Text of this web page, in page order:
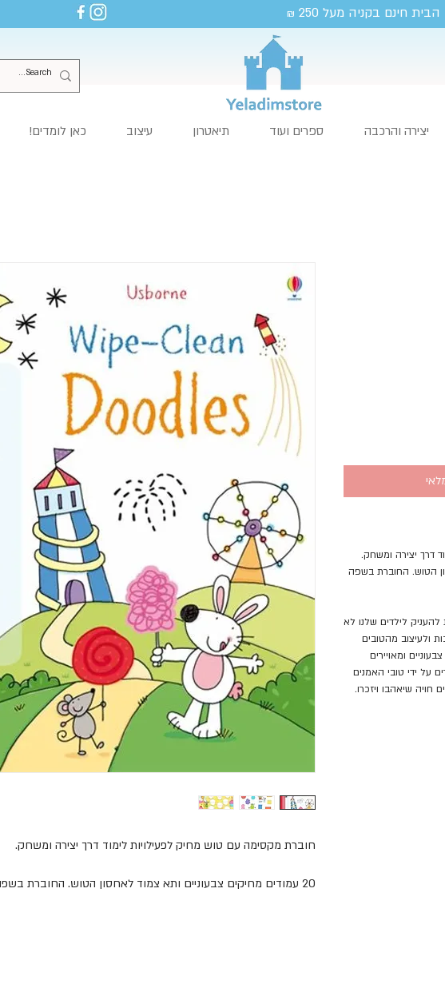
חינם בקניה מעל 250 ₪
יצירה והרכבה ספרים ועוד תיאטרון עיצוב כאן לומדים!
חוברת מקסימה עם טוש מחיק לפעילויות לימוד דרך יצירה ומשחק.
20 עמודים מחיקים צבעוניים ותא צמוד לאחסון הטוש. החוברת בשפה האנגלית.
דרך יצירה ומשחק.
הטוש. החוברת בשפה
להעניק לילדים שלנו לא
ולעיצוב מהטובים
ומאויירים
על ידי טובי האמנים
חויה שיאהבו ויזכרו.